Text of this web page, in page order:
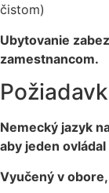
čistom)
Ubytovanie
zamestnancom.
Nemecký jazyk
aby jeden
Vyučený v